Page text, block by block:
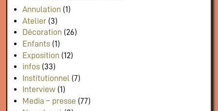
Annulation (1)
Atelier(3)
Décoration (26)
Enfants(1)
Exposition (12)
infos(33)
Institutionnel (7)
Interview(1)
Media – presse (77)